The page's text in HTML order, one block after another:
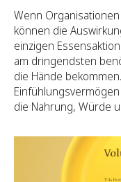
Wenn
können die
einzigen
am dringendsten
die Hände
die Nahrung, Würde